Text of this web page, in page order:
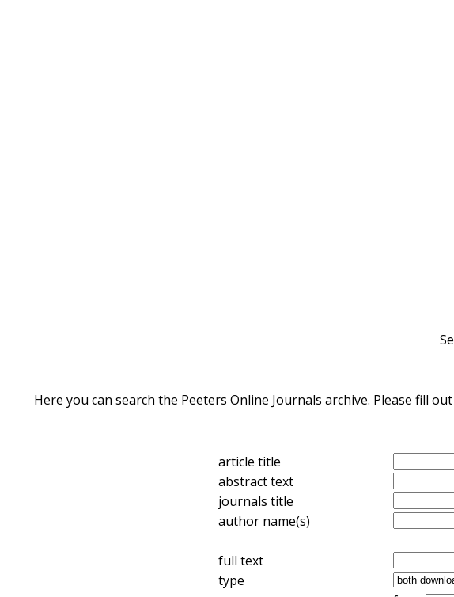
Here you can search the Peeters Online Journals archive. Please fill
article title
abstract text
journals title
author name(s)
full text
type